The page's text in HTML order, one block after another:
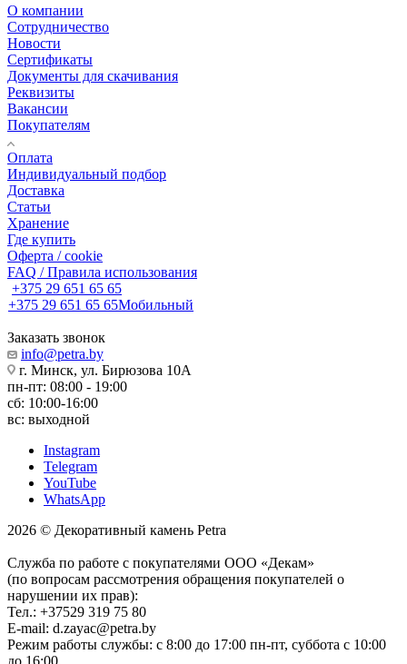
О компании
Сотрудничество
Новости
Сертификаты
Документы для скачивания
Реквизиты
Вакансии
Покупателям
Оплата
Индивидуальный подбор
Доставка
Статьи
Хранение
Где купить
Оферта / cookie
FAQ / Правила использования
+375 29 651 65 65
+375 29 651 65 65Мобильный
Заказать звонок
info@petra.by
г. Минск, ул. Бирюзова 10А
пн-пт: 08:00 - 19:00
сб: 10:00-16:00
вс: выходной
Instagram
Telegram
YouTube
WhatsApp
2026 © Декоративный камень Petra
Служба по работе с покупателями ООО «Декам»
(по вопросам рассмотрения обращения покупателей о
нарушении их прав):
Тел.: +37529 319 75 80
E-mail: d.zayac@petra.by
Режим работы службы: с 8:00 до 17:00 пн-пт, суббота с 10:00
до 16:00.